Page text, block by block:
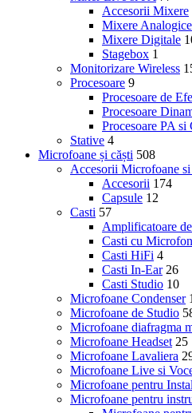
Accesorii Mixere
Mixere Analogice
Mixere Digitale
Stagebox 1
Monitorizare Wireless
Procesoare 9
Procesoare de
Procesoare
Procesoare PA si
Stative 4
Microfoane și căști 508
Accesorii Microfoane si
Accesorii 174
Capsule 12
Casti 57
Amplificatoare
Casti cu Microfon
Casti HiFi 4
Casti In-Ear 26
Casti Studio 10
Microfoane Condenser
Microfoane de Studio
Microfoane diafragma
Microfoane Headset 25
Microfoane Lavaliera
Microfoane Live si
Microfoane pentru
Microfoane pentru